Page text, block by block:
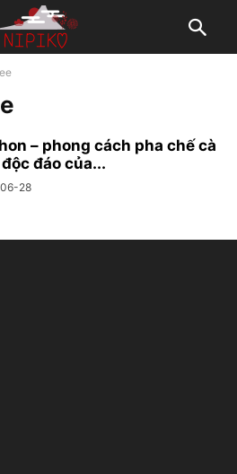
– phong cách pha chế cà
đáo của...
28